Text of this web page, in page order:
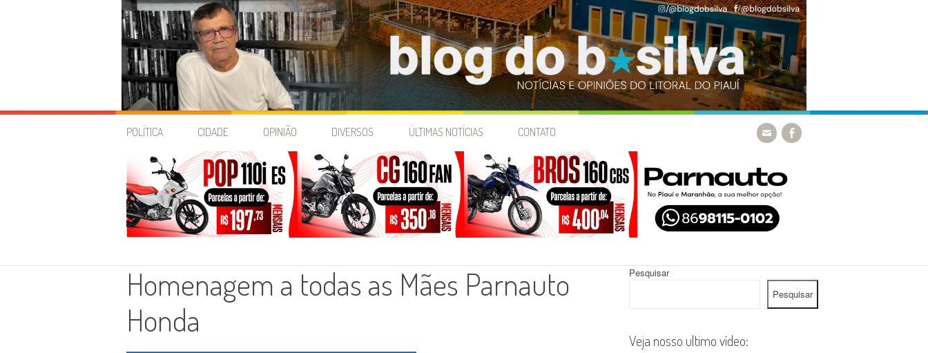
Skip
POLÍTICA CIDADE OPINIÃO DIVERSOS ÚLTIMAS NOTÍCIAS CONTATO
Homenagem a todas as Mães Parnauto
Honda
Pesquisar
Pesquisar
Veja nosso ultimo vídeo: